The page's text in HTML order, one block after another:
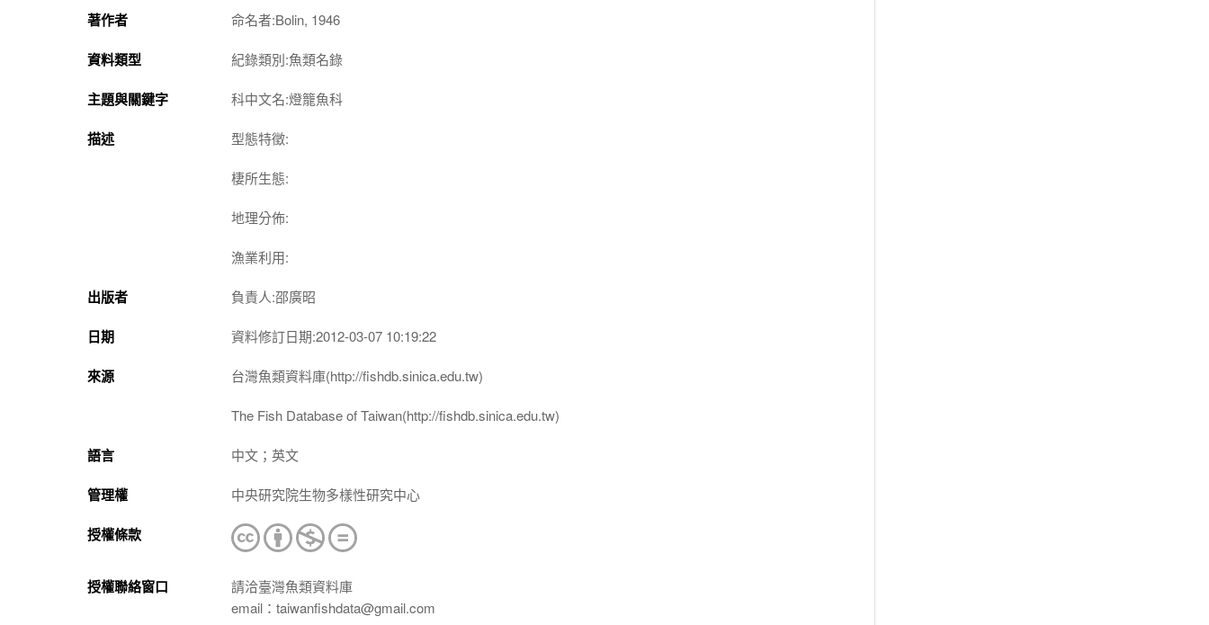
著作者 命名者:Bolin, 1946
資料類型 紀錄類別:魚類名錄
主題與關鍵字 科中文名:燈籠魚科
描述 型態特徵:
棲所生態:
地理分佈:
漁業利用:
出版者 負責人:邵廣昭
日期 資料修訂日期:2012-03-07 10:19:22
來源 台灣魚類資料庫(http://fishdb.sinica.edu.tw)
The Fish Database of Taiwan(http://fishdb.sinica.edu.tw)
語言 中文；英文
管理權 中央研究院生物多樣性研究中心
授權條款
授權聯絡窗口
請洽臺灣魚類資料庫
email：taiwanfishdata@gmail.com